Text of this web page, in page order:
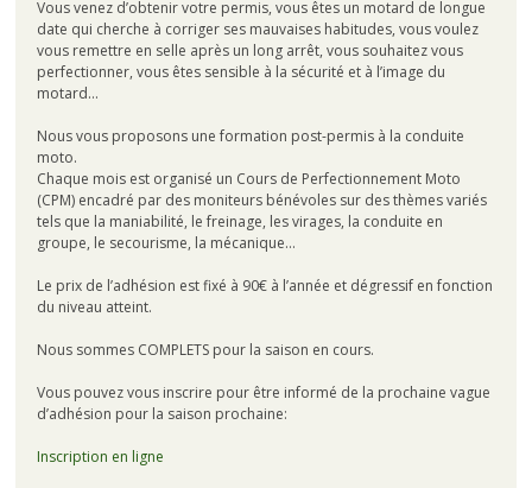
Vous venez d’obtenir votre permis, vous êtes un motard de longue
date qui cherche à corriger ses mauvaises habitudes, vous voulez
vous remettre en selle après un long arrêt, vous souhaitez vous
perfectionner, vous êtes sensible à la sécurité et à l’image du
motard…
Nous vous proposons une formation post-permis à la conduite
moto.
Chaque mois est organisé un Cours de Perfectionnement Moto
(CPM) encadré par des moniteurs bénévoles sur des thèmes variés
tels que la maniabilité, le freinage, les virages, la conduite en
groupe, le secourisme, la mécanique…
Le prix de l’adhésion est fixé à 90€ à l’année et dégressif en fonction
du niveau atteint.
Nous sommes COMPLETS pour la saison en cours.
Vous pouvez vous inscrire pour être informé de la prochaine vague
d’adhésion pour la saison prochaine:
Inscription en ligne